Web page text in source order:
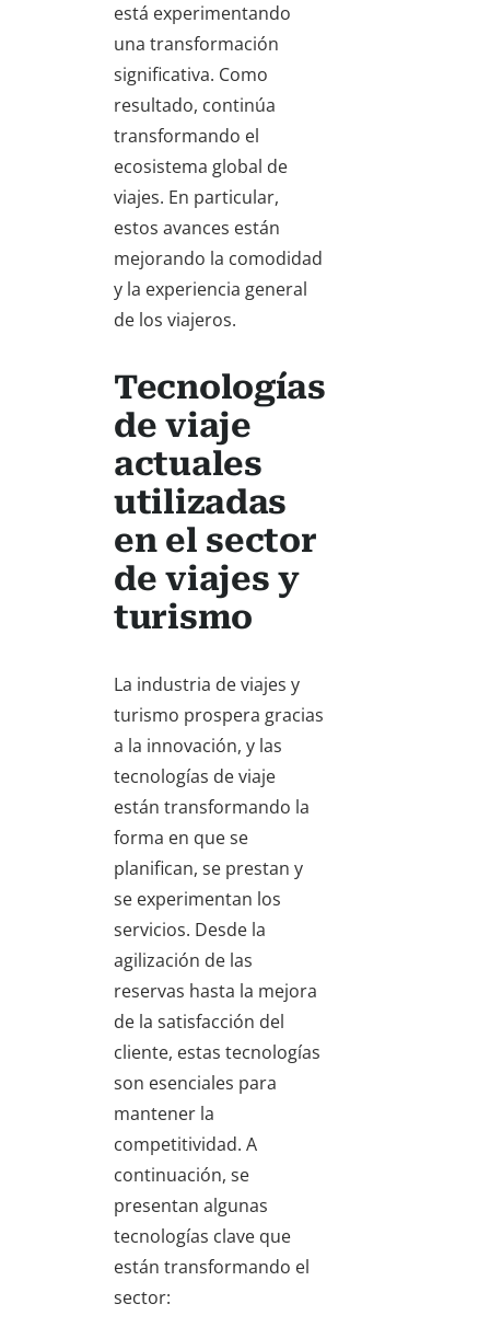
está experimentando
una transformación
significativa. Como
resultado, continúa
transformando el
ecosistema global de
viajes. En particular,
estos avances están
mejorando la comodidad
y la experiencia general
de los viajeros.
Tecnologías
de viaje
actuales
utilizadas
en el sector
de viajes y
turismo
La industria de viajes y
turismo prospera gracias
a la innovación, y las
tecnologías de viaje
están transformando la
forma en que se
planifican, se prestan y
se experimentan los
servicios. Desde la
agilización de las
reservas hasta la mejora
de la satisfacción del
cliente, estas tecnologías
son esenciales para
mantener la
competitividad. A
continuación, se
presentan algunas
tecnologías clave que
están transformando el
sector: